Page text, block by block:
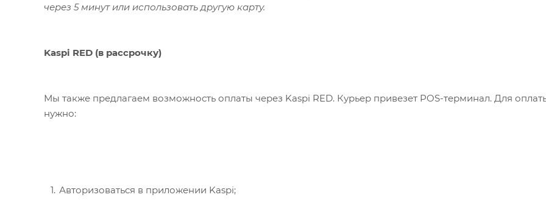
через 5 минут или использовать другую карту.
Kaspi RED (в рассрочку)
Мы также предлагаем возможность оплаты через Kaspi RED. Курьер привезет POS-терминал. Для
нужно:
Авторизоваться в приложении Kaspi;